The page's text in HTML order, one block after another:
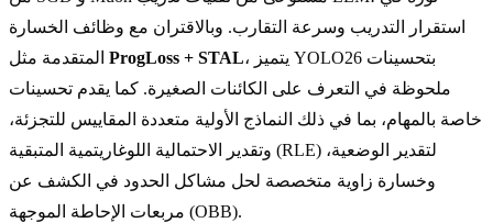
استقرار التدريب وسرعة التقارب. وبالاقتران مع وظائف الخسارة
ProgLoss + STAL، يتميز YOLO26 بتحسينات
ملحوظة في التعرف على الكائنات الصغيرة. كما يقدم تحسينات
خاصة بالمهام، بما في ذلك النماذج الأولية متعددة المقاييس للتجزئة،
وتقدير الاحتمالية اللوغاريتمية المتبقية (RLE) لتقدير الوضعية،
وخسارة زاوية متخصصة لحل مشاكل الحدود في الكشف عن
مربعات الإحاطة الموجهة (OBB).